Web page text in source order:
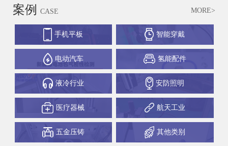
案例 CASE MORE>
手机平板 智能穿戴
电动汽车 氢能配件
液冷行业 安防照明
医疗器械 航天工业
五金压铸 其他类别